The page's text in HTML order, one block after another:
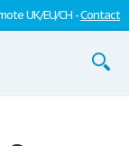
UK/EU/CH -Contact